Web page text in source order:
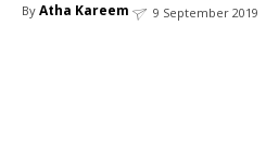
By Atha Kareem 9 September 2019